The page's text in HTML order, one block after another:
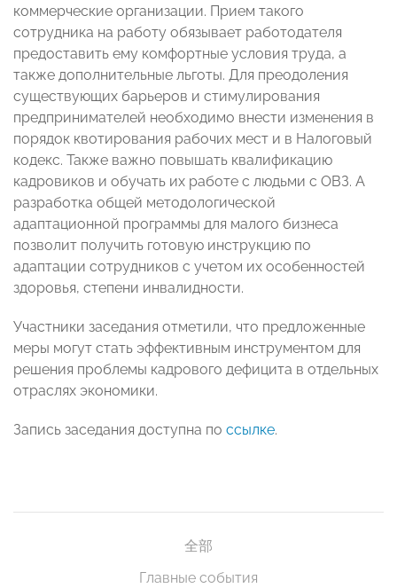
коммерческие организации. Прием такого
сотрудника на работу обязывает работодателя
предоставить ему комфортные условия труда, а
также дополнительные льготы. Для преодоления
существующих барьеров и стимулирования
предпринимателей необходимо внести изменения в
порядок квотирования рабочих мест и в Налоговый
кодекс. Также важно повышать квалификацию
кадровиков и обучать их работе с людьми с ОВЗ. А
разработка общей методологической
адаптационной программы для малого бизнеса
позволит получить готовую инструкцию по
адаптации сотрудников с учетом их особенностей
здоровья, степени инвалидности.
Участники заседания отметили, что предложенные
меры могут стать эффективным инструментом для
решения проблемы кадрового дефицита в отдельных
отраслях экономики.
Запись заседания доступна по ссылке.
全部
Главные события